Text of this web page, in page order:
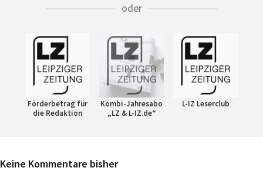
oder
Förderbetrag für
die Redaktion
Kombi-Jahresabo
„LZ & L-IZ.de“
L-IZ Leserclub
Keine Kommentare bisher